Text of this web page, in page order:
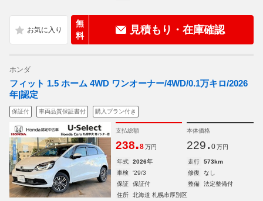
無
料
見積もり・在庫確認
ホンダ
フィット 1.5 ホーム 4WD ワンオーナー/4WD/0.1万キロ/2026
年|認定
保証付 車両品質保証書付 購入プラン付き
支払総額
238.8 万円
本体価格
229. 0 万円
年式 2026年 走行
573km
車検
'29/3 修復
なし
保証
保証付 整備
法定整備付
住所
北海道 札幌市厚別区